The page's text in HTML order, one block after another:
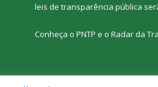
leis de transparência pública
Conheça o PNTP e o Radar da